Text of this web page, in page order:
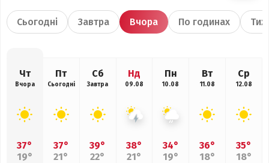
Сьогодні Завтра Вчора По годинах
Чт
Вчора
37°
19°
Пт
Сьогодні
37°
21°
Сб
Завтра
39°
22°
Нд
09.08
38°
21°
Пн
10.08
34°
19°
Вт
11.08
36°
18°
Ср
12.08
35°
18°